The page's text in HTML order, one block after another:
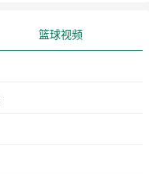
篮球视频